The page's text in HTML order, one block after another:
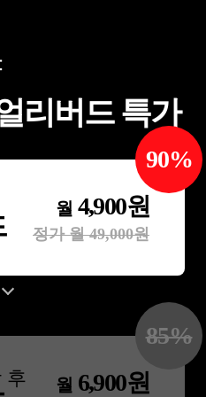
리버드 특가
월 4,900원
정가 월49,000원
90%
후 월 6,900원
85%